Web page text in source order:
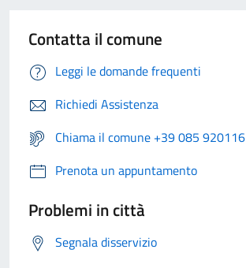
Contatta il comune
Leggi le domande frequenti
Richiedi Assistenza
Chiama il comune +39 085 920116
Prenota un appuntamento
Problemi in città
Segnala disservizio